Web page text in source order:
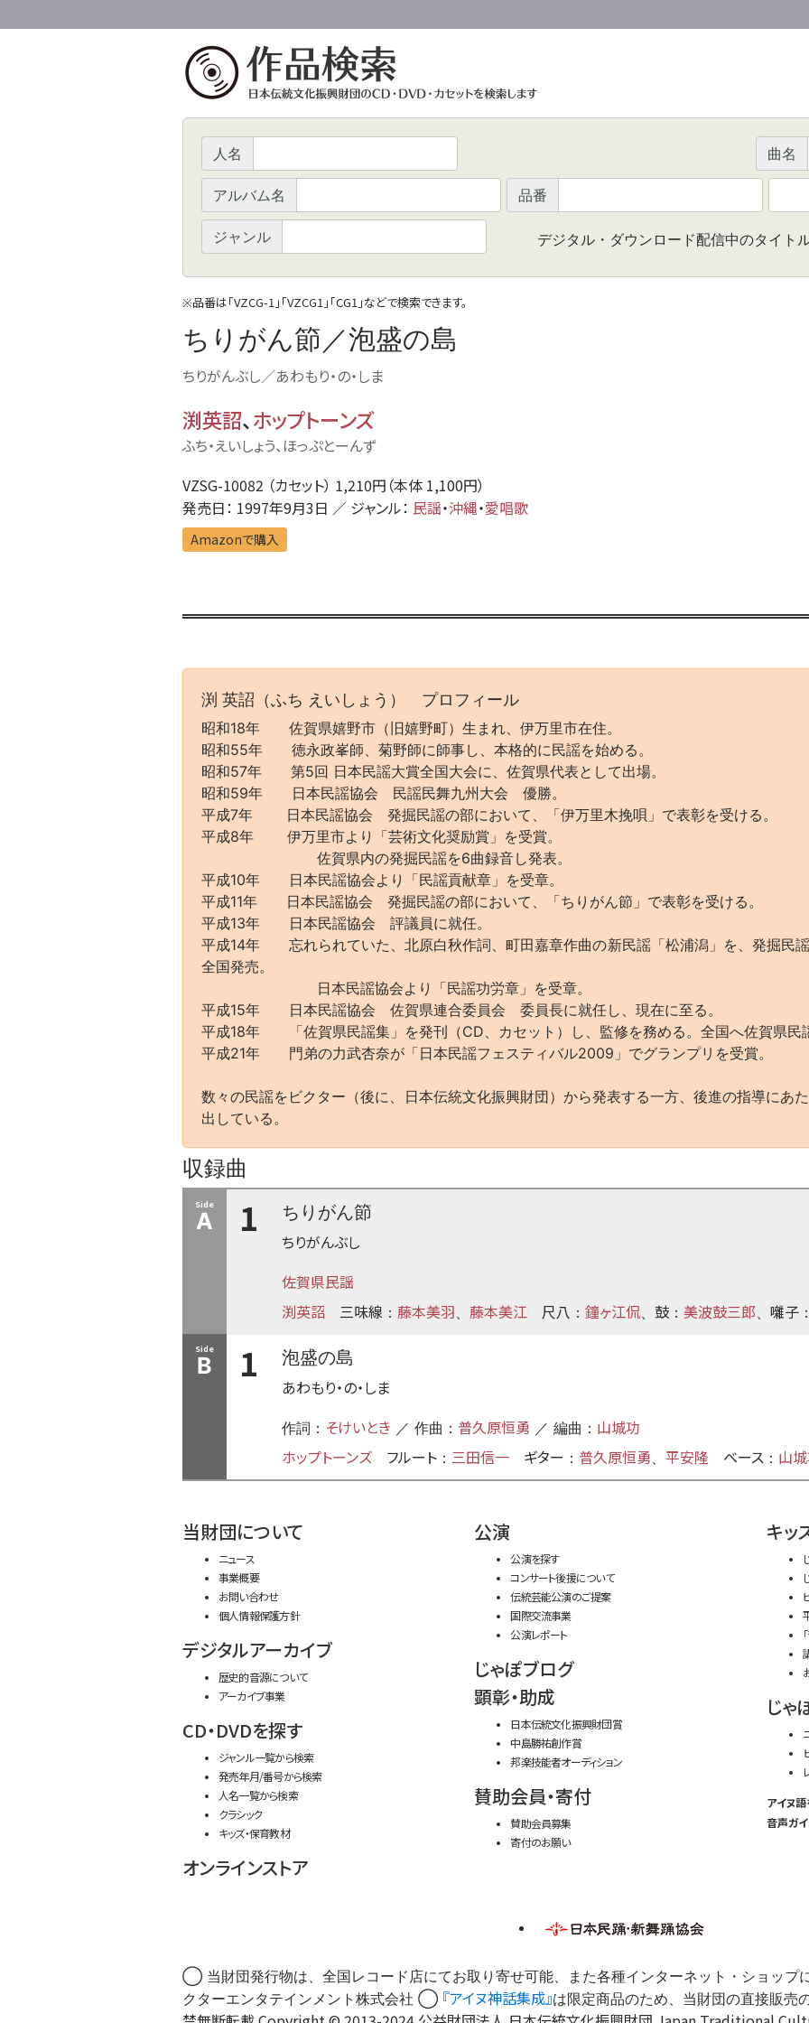
人名 曲名
アルバム名 品番
ジャンル デジタル・ダウンロード配信中のタイト
※品番は「VZCG-1」「VZCG1」「CG1」などで検索できます。
ちりがん節／泡盛の島
ちりがんぶし／あわもり・の・しま
渕英詔、ホップトーンズ
ふち・えいしょう、ほっぷとーんず
VZSG-10082 （カセット） 1,210円（本体 1,100円）
発売日： 1997年9月3日 ／ ジャンル： 民謡・沖縄・愛唱歌
Amazonで購入
渕 英詔（ふち えいしょう） プロフィール
昭和18年 佐賀県嬉野市（旧嬉野町）生まれ、伊万里市在住。
昭和55年 徳永政峯師、菊野師に師事し、本格的に民謡を始める。
昭和57年 第5回 日本民謡大賞全国大会に、佐賀県代表として出場。
昭和59年 日本民謡協会 民謡民舞九州大会 優勝。
平成7年 日本民謡協会 発掘民謡の部において、「伊万里木挽唄」で表彰を受ける。
平成8年 伊万里市より「芸術文化奨励賞」を受賞。
佐賀県内の発掘民謡を6曲録音し発表。
平成10年 日本民謡協会より「民謡貢献章」を受章。
平成11年 日本民謡協会 発掘民謡の部において、「ちりがん節」で表彰を受ける。
平成13年 日本民謡協会 評議員に就任。
平成14年 忘れられていた、北原白秋作詞、町田嘉章作曲の新民謡「松浦潟」を、発掘民
全国発売。
日本民謡協会より「民謡功労章」を受章。
平成15年 日本民謡協会 佐賀県連合委員会 委員長に就任し、現在に至る。
平成18年 「佐賀県民謡集」を発刊（CD、カセット）し、監修を務める。全国へ佐賀県民
平成21年 門弟の力武杏奈が「日本民謡フェスティバル2009」でグランプリを受賞。
数々の民謡をビクター（後に、日本伝統文化振興財団）から発表する一方、後進の指導にあ
出している。
収録曲
Side
A 1
ちりがん節
ちりがんぶし
佐賀県民謡
渕英詔
三味線 ： 藤本美羽、 藤本美江 尺八 ： 鐘ヶ江侃、 鼓 ： 美波鼓三郎、 囃子 ：
Side
B 1
泡盛の島
あわもり・の・しま
作詞： そけいとき ／ 作曲： 普久原恒勇 ／ 編曲： 山城功
ホップトーンズ
フルート ： 三田信一 ギター ： 普久原恒勇、 平安隆 ベース ： 山
当財団について
ニュース
事業概要
お問い合わせ
個人情報保護方針
デジタルアーカイブ
歴史的音源について
アーカイブ事業
CD・DVDを探す
ジャンル一覧から検索
発売年月/番号から検索
人名一覧から検索
クラシック
キッズ・保育教材
オンラインストア
公演
公演を探す
コンサート後援について
伝統芸能公演のご提案
国際交流事業
公演レポート
じゃぽブログ
顕彰・助成
日本伝統文化振興財団賞
中島勝祐創作賞
邦楽技能者オーディション
賛助会員・寄付
賛助会員募集
寄付のお願い
キッ
じゃ
アイヌ
音声ガイ
◯ 当財団発行物は、全国レコード店にてお取り寄せ可能、また各種インターネット・ショッ
クターエンタテインメント株式会社 ◯ 『アイヌ神話集成』は限定商品のため、当財団の直接販売